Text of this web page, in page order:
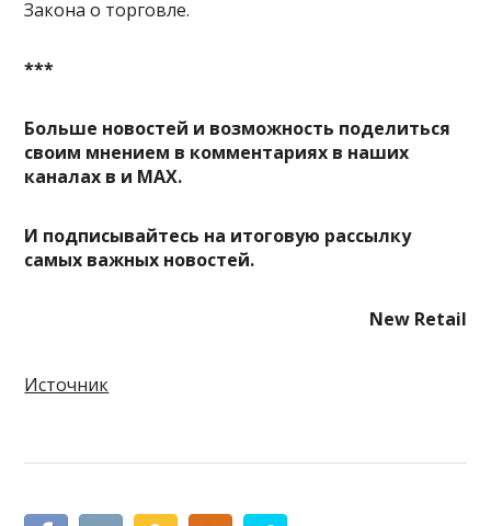
Закона о торговле.
***
Больше новостей и возможность поделиться
своим мнением в комментариях в наших
каналах в и MAX.
И подписывайтесь на итоговую рассылку
самых важных новостей.
New Retail
Источник